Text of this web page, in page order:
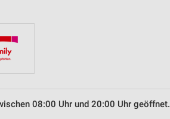
08:00 Uhr und 20:00 Uhr geöffnet.